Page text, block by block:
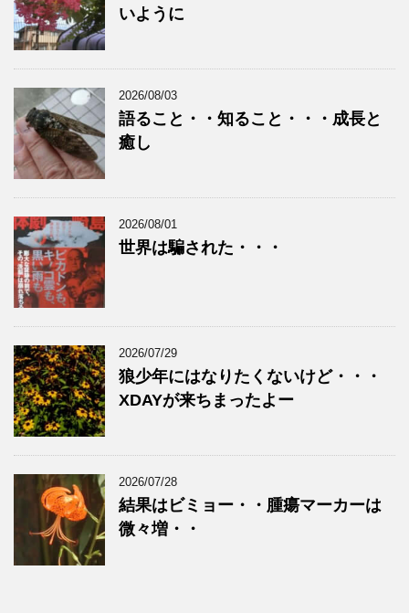
いように
2026/08/03
語ること・・知ること・・・成長と
癒し
2026/08/01
世界は騙された・・・
2026/07/29
狼少年にはなりたくないけど・・・
XDAYが来ちまったよー
2026/07/28
結果はビミョー・・腫瘍マーカーは
微々増・・